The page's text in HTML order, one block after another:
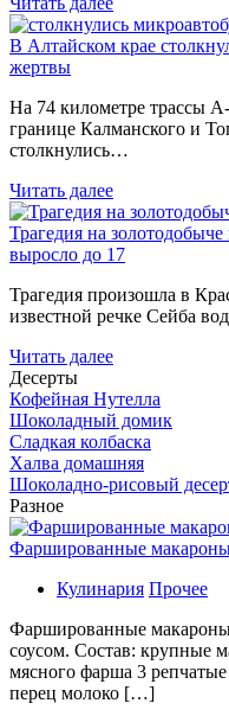
В Алтайском крае
жертвы
На 74 километре трассы
границе Калманского и
столкнулись…
Читать далее
Трагедия на
выросло до 17
Трагедия произошла в
известной речке Сейба
Читать далее
Десерты
Кофейная Нутелла
Шоколадный домик
Сладкая колбаска
Халва домашняя
Шоколадно-рисовый
Разное
Фаршированные
Кулинария Прочее
Фаршированные
соусом. Состав: крупные
мясного фарша 3
перец молоко […]